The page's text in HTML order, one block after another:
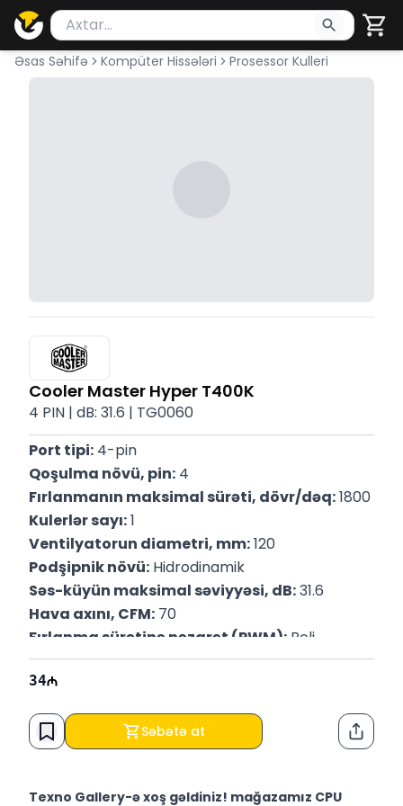
Məhsul axtar
Axtarış üçün ən azı 2 simvol yazın. Göndərmək
Əsas Səhifə Kompüter Hissələri Prosessor Kulleri
Cooler Master Hyper T400K
4 PIN | dB: 31.6 | TG0060
Port tipi: 4-pin
Qoşulma növü, pin: 4
Fırlanmanın maksimal sürəti, dövr/dəq: 1800
Kulerlər sayı: 1
Ventilyatorun diametri, mm: 120
Podşipnik növü: Hidrodinamik
Səs-küyün maksimal səviyyəsi, dB: 31.6
Hava axını, CFM: 70
Fırlanma sürətinə nəzarət (PWM): Bəli
İstilik boruları: Bəli
Eni, mm:
Dərinliyi, mm: 152.3
P/N : RR-T4-18PK-R1
34
Səbətə at
Texno Gallery-ə xoş gəldiniz! mağazamız CPU